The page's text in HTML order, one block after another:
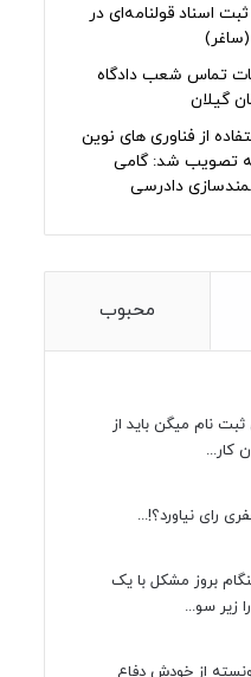
اسناد قولنامه‌ای در
تماس شعب دادگاه
گیلان
از فناوری های نوین
تصویب شد: گامی
دادرسی
محبوب
نام میگن باید از
کار...
رای نیاورد؟!...
بروز مشکل با یک
زیر سو...
از خودش دفاع